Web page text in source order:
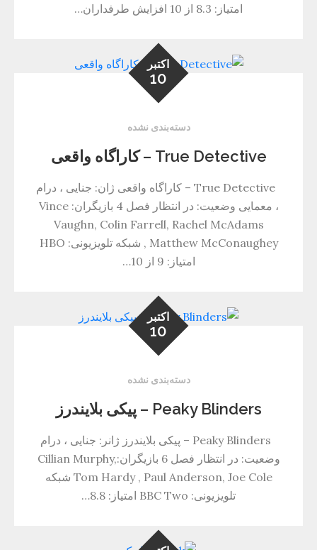
امتیاز: 8.3 از 10 افزایش طرفداران…
اکتبر
10
دسته‌بندی نشده
True Detective – کاراگاه واقعی
True Detective – کاراگاه واقعی ژان: جنایی ، درام
، معمایی وضعیت: در انتظار فصل 4 بازیگران: Vince
Vaughn, Colin Farrell, Rachel McAdams
, Matthew McConaughey شبکه تلویزیونی: HBO
امتیاز: 9 از 10…
اکتبر
10
دسته‌بندی نشده
Peaky Blinders – پیکی بلایندرز
Peaky Blinders – پیکی بلایندرز ژانر: جنایی ، درام
وضعیت: در انتظار فصل 6 بازیگران:Cillian Murphy,
Tom Hardy , Paul Anderson, Joe Cole شبکه
تلویزیونی: BBC Two امتیاز: 8.8…